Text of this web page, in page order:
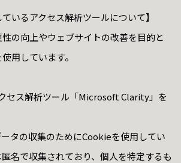
ているアクセス解析ツールについて】
の向上やウェブサイトの改善を目的と
用しています。
セス解析ツール「Microsoft Clarity」を
タの収集のためにCookieを使用してい
名で収集されており、個人を特定するも